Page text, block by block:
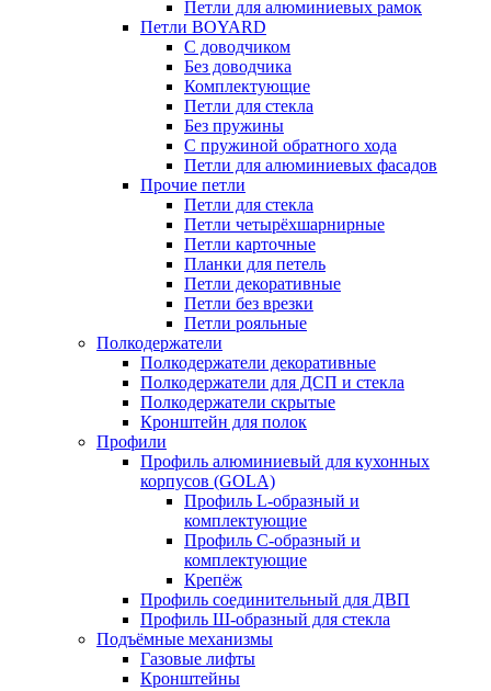
Петли для алюминиевых рамок
Петли BOYARD
С доводчиком
Без доводчика
Комплектующие
Петли для стекла
Без пружины
С пружиной обратного хода
Петли для алюминиевых фасадов
Прочие петли
Петли для стекла
Петли четырёхшарнирные
Петли карточные
Планки для петель
Петли декоративные
Петли без врезки
Петли рояльные
Полкодержатели
Полкодержатели декоративные
Полкодержатели для ДСП и стекла
Полкодержатели скрытые
Кронштейн для полок
Профили
Профиль алюминиевый для кухонных
корпусов (GOLA)
Профиль L-образный и
комплектующие
Профиль C-образный и
комплектующие
Крепёж
Профиль соединительный для ДВП
Профиль Ш-образный для стекла
Подъёмные механизмы
Газовые лифты
Кронштейны